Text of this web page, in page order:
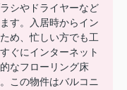
シやドライヤーなど
す。入居時からイン
め、忙しい方でも工
ぐにインターネット
なフローリング床
この物件はバルコニ